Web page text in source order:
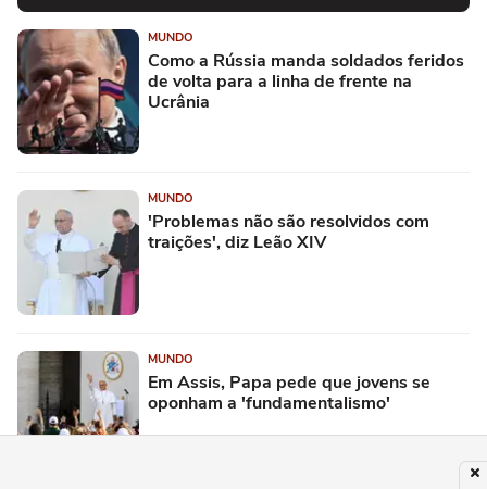
MUNDO
Como a Rússia manda soldados feridos
de volta para a linha de frente na
Ucrânia
MUNDO
'Problemas não são resolvidos com
traições', diz Leão XIV
MUNDO
Em Assis, Papa pede que jovens se
oponham a 'fundamentalismo'